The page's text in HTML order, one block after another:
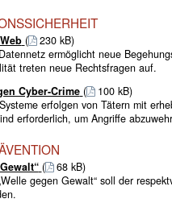
(
230 kB)
ermöglicht neue
treten neue Rechtsfragen auf.
Cyber-Crime (
100 kB)
erfolgen von Tätern mit
erforderlich, um Angriffe
(
68 kB)
gegen Gewalt“ soll der